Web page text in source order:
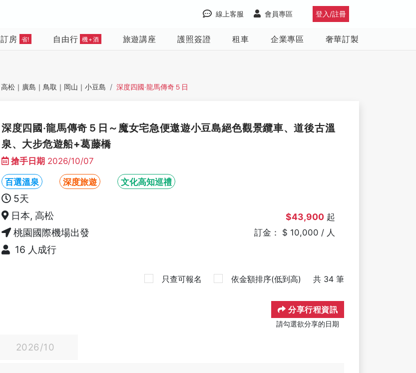
登入/註冊
會員專區
線上客服
訂房 省! 自由行 機+酒 旅遊講座 護照簽證 租車 企業專區 奢華訂製
高松｜廣島｜鳥取｜岡山｜小豆島 深度四國‧龍馬傳奇５日
深度四國‧龍馬傳奇５日～魔女宅急便遨遊小豆島絕色觀景纜車、道後古溫
泉、大步危遊船+葛藤橋
搶手日期 2026/10/07
百選溫泉 深度旅遊 文化高知巡禮
5天
日本, 高松
桃園國際機場出發
16 人成行
$43,900 起
訂金： $ 10,000 / 人
只查可報名 依金額排序(低到高) 共 34 筆
分享行程資訊
請勾選欲分享的日期
2026/10